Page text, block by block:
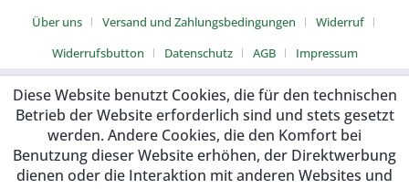
Über uns Versand und Zahlungsbedingungen
Widerruf
Widerrufsbutton
Datenschutz AGB Impressum
Diese Website benutzt Cookies, die für den technischen
Betrieb der Website erforderlich sind und stets gesetzt
werden. Andere Cookies, die den Komfort bei
Benutzung dieser Website erhöhen, der Direktwerbung
dienen oder die Interaktion mit anderen Websites und